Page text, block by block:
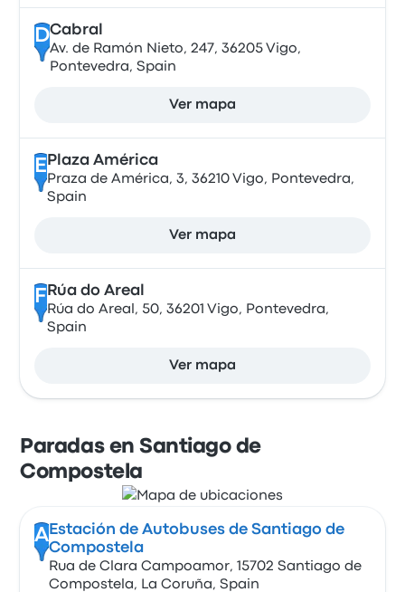
DCabral
Av. de Ramón Nieto, 247, 36205 Vigo,
Pontevedra, Spain
Ver mapa
E Plaza América
Praza de América, 3, 36210 Vigo, Pontevedra,
Spain
Ver mapa
F Rúa do Areal
Rúa do Areal, 50, 36201 Vigo, Pontevedra,
Spain
Ver mapa
Paradas en Santiago de
Compostela
A Estación de Autobuses de Santiago de
Compostela
Rua de Clara Campoamor, 15702 Santiago de
Compostela, La Coruña, Spain